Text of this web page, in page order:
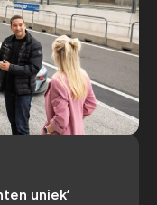
uniek’